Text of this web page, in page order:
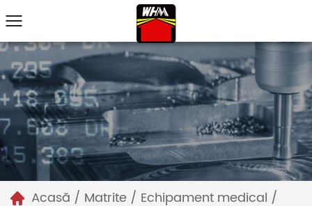
Acasă / Matrite / Echipament medical /